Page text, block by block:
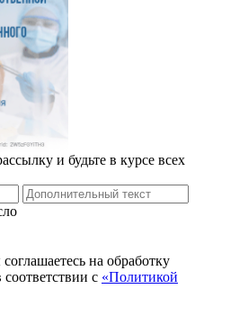
и будьте в курсе всех
на обработку
с «Политикой